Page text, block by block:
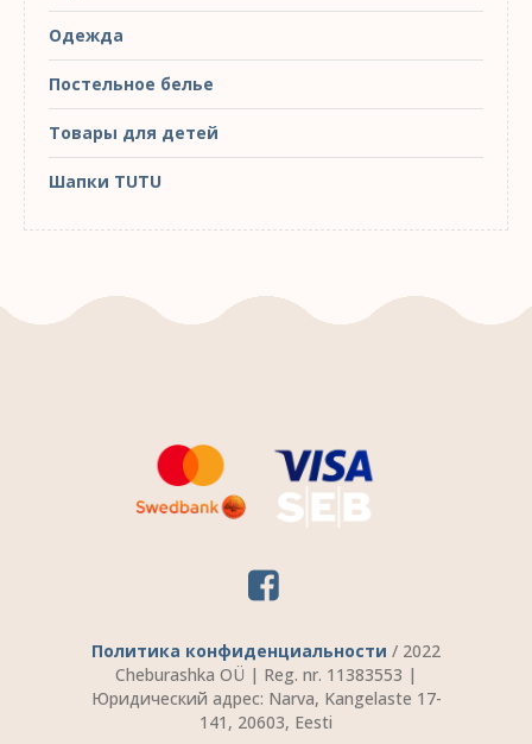
Одежда
Постельное белье
Товары для детей
Шапки TUTU
Политика конфиденциальности / 2022
Cheburashka OÜ | Reg. nr. 11383553 |
Юридический адрес: Narva, Kangelaste 17-
141, 20603, Eesti